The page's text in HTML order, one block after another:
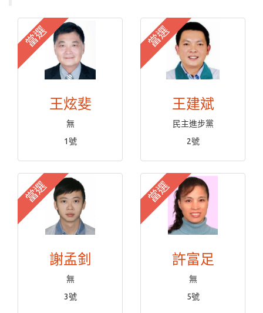
當選
王炫斐
無
1號
當選
王建斌
民主進步黨
2號
當選
謝孟釗
無
3號
當選
許富足
無
5號